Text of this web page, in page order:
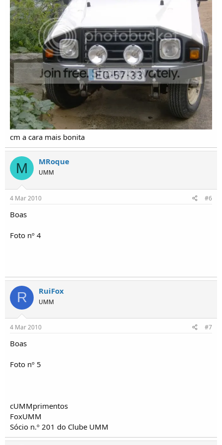
cm a cara mais bonita
M MRoque
UMM
4 Mar 2010 #6
Boas
Foto nº 4
R RuiFox
UMM
4 Mar 2010 #7
Boas
Foto nº 5
cUMMprimentos
FoxUMM
Sócio n.º 201 do Clube UMM